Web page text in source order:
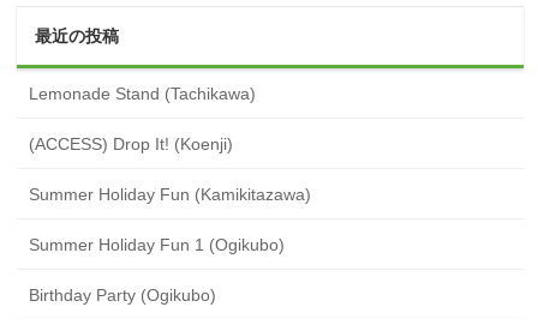
最近の投稿
Lemonade Stand (Tachikawa)
(ACCESS) Drop It! (Koenji)
Summer Holiday Fun (Kamikitazawa)
Summer Holiday Fun 1 (Ogikubo)
Birthday Party (Ogikubo)